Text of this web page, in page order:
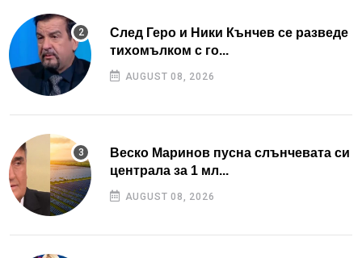
След Геро и Ники Кънчев се разведе
тихомълком с го...
AUGUST 08, 2026
Веско Маринов пусна слънчевата си
централа за 1 мл...
AUGUST 08, 2026